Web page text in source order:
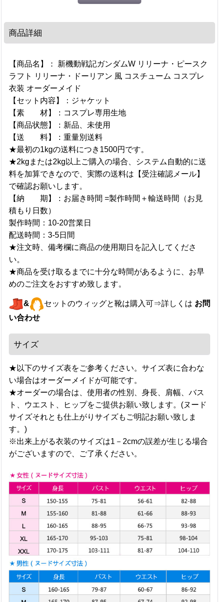
商品詳細
【商品名】： 新機動戦記ガンダムW リリーナ・ピースク
ラフト リリーナ・ドーリアン 風 コスチューム コスプレ
衣装 オーダーメイド
【セット内容】：ジャケット
【素 材】：コスプレ専用生地
【商品状態】：新品、未使用
【送 料】：重量別送料
★最初の1kgの送料につき1500円です。
★2kgまたは2kg以上ご購入の場合、システム自動的に送
料を加算できなので、実際の送料は【受注確認メール】
で確認お願いします。
【納 期】：お届き時間 =製作時間＋輸送時間（お見
積もり日数）
製作時間：10-20営業日
配送時間：3-5日間
★注文時、備考欄に商品の使用期日を記入してくださ
い。
★商品を受け取るまでに十分な時間があるように、お早
めのご注文をおすすめ致します。
& セットのウィッグと靴は購入可⇒詳しくは お問
い合わせ
サイズ
★以下のサイズ表をご参考ください。サイズ表に合わな
い場合はオーダーメイドが可能です。
★オーダーの場合は、使用者の性別、身長、肩幅、バス
ト、ウエスト、ヒップをご提供お願い致します。(ヌード
サイズそれとも仕上がりサイズもご明記お願い致しま
す。)
※出来上がる衣装のサイズは1－2cmの誤差が生じる場合
がございますので、ご了承ください。